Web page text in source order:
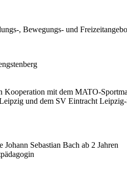
, Bewegungs- und
Kooperation mit dem MATO-
und dem SV Eintracht
Sebastian Bach ab 2 Jahren